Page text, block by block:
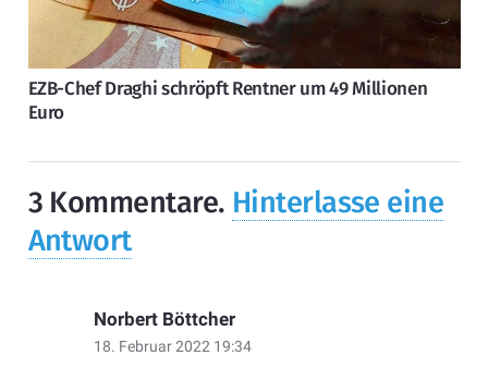
EZB-Chef Draghi schröpft Rentner um 49 Millionen
Euro
3 Kommentare. Hinterlasse eine
Antwort
Norbert Böttcher
18. Februar 2022 19:34